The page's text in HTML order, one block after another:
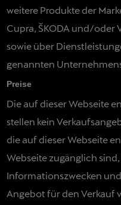
weitere Produkte der
Cupra, ŠKODA und/oder
sowie über
genannten
Preise
Die auf dieser Webseite
stellen kein
die auf dieser Webseite
Webseite zugänglich
Informationszwecken
Angebot für den Verkauf